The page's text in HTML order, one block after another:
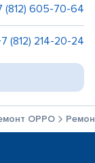
(812) 605-70-64
(812) 214-20-24
OPPO